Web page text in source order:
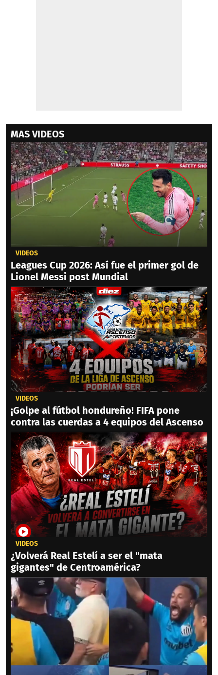
MAS VIDEOS
VIDEOS
Leagues Cup 2026: Así fue el primer gol de
Lionel Messi post Mundial
VIDEOS
¡Golpe al fútbol hondureño! FIFA pone
contra las cuerdas a 4 equipos del Ascenso
VIDEOS
¿Volverá Real Estelí a ser el "mata
gigantes" de Centroamérica?